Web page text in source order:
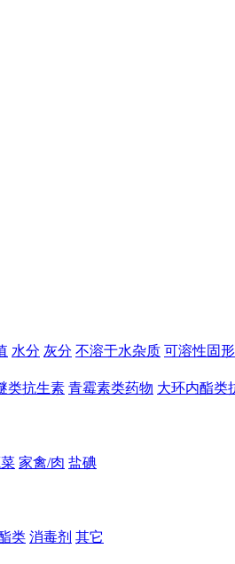
水分 灰分 不溶于水杂质 可溶性固
类抗生素 青霉素类药物 大环内酯类
家禽/肉 盐碘
类 消毒剂 其它